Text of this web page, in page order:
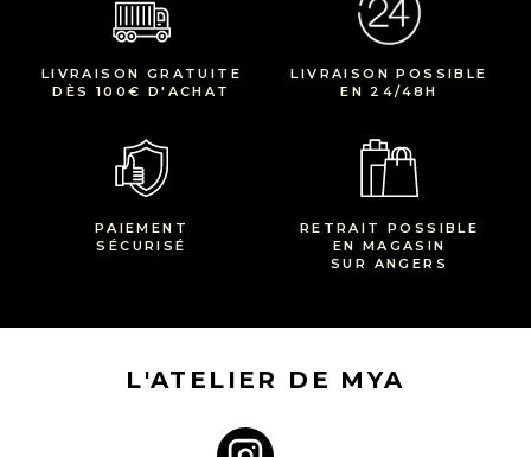
LIVRAISON GRATUITE
DÈS 100€ D'ACHAT
LIVRAISON POSSIBLE
EN 24/48H
PAIEMENT
SÉCURISÉ
RETRAIT POSSIBLE
EN MAGASIN
SUR ANGERS
L'ATELIER DE MYA